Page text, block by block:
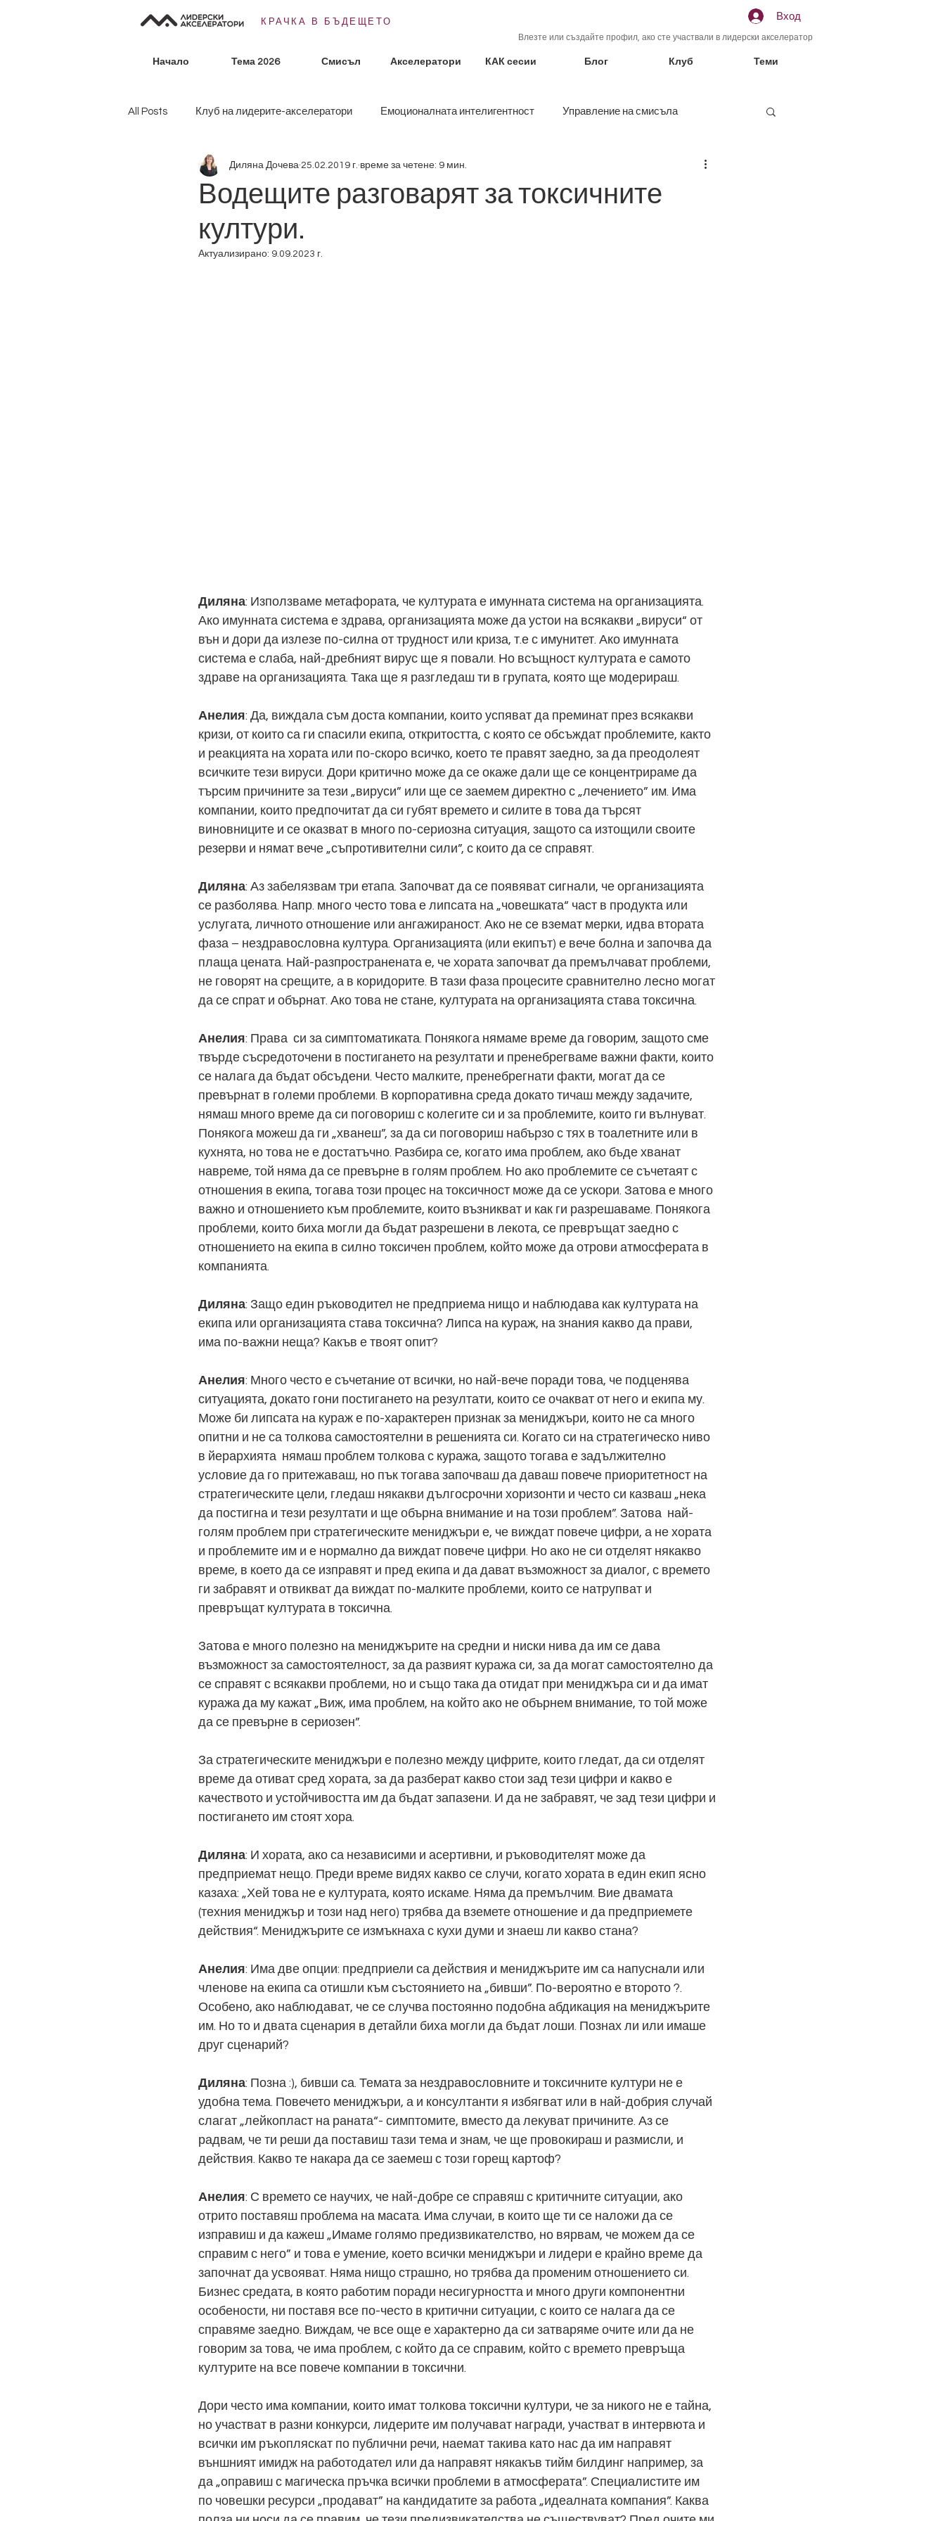
КРАЧКА В БЪДЕЩЕТО Вход
Влезте или създайте профил, ако сте участвали в лидерски акселератор
Начало Тема 2026 Смисъл Акселератори КАК сесии Блог Клуб Теми
All Posts Клуб на лидерите-акселератори Емоционалната интелигентност Управление на смисъла
Други теми Лидерство Истории с поука Организационна култура
Водещите разговарят за токсичните
култури.
Диляна Дочева 25.02.2019 г. време за четене: 9 мин.
Актуализирано: 9.09.2023 г.
Диляна: Използваме метафората, че културата е имунната система на организацията.
Ако имунната система е здрава, организацията може да устои на всякакви „вируси“ от
вън и дори да излезе по-силна от трудност или криза, т.е с имунитет. Ако имунната
система е слаба, най-дребният вирус ще я повали. Но всъщност културата е самото
здраве на организацията. Така ще я разгледаш ти в групата, която ще модерираш.
Анелия: Да, виждала съм доста компании, които успяват да преминат през всякакви
кризи, от които са ги спасили екипа, откритостта, с която се обсъждат проблемите, както
и реакцията на хората или по-скоро всичко, което те правят заедно, за да преодолеят
всичките тези вируси. Дори критично може да се окаже дали ще се концентрираме да
търсим причините за тези „вируси” или ще се заемем директно с „лечението” им. Има
компании, които предпочитат да си губят времето и силите в това да търсят
виновниците и се оказват в много по-сериозна ситуация, защото са изтощили своите
резерви и нямат вече „съпротивителни сили”, с които да се справят.
Диляна: Аз забелязвам три етапа. Започват да се появяват сигнали, че организацията
се разболява. Напр. много често това е липсата на „човешката“ част в продукта или
услугата, личното отношение или ангажираност. Ако не се вземат мерки, идва втората
фаза – нездравословна култура. Организацията (или екипът) е вече болна и започва да
плаща цената. Най-разпространената е, че хората започват да премълчават проблеми,
не говорят на срещите, а в коридорите. В тази фаза процесите сравнително лесно могат
да се спрат и обърнат. Ако това не стане, културата на организацията става токсична.
Анелия: Права  си за симптоматиката. Понякога нямаме време да говорим, защото сме
твърде съсредоточени в постигането на резултати и пренебрегваме важни факти, които
се налага да бъдат обсъдени. Често малките, пренебрегнати факти, могат да се
превърнат в големи проблеми. В корпоративна среда докато тичаш между задачите,
нямаш много време да си поговориш с колегите си и за проблемите, които ги вълнуват.
Понякога можеш да ги „хванеш”, за да си поговориш набързо с тях в тоалетните или в
кухнята, но това не е достатъчно. Разбира се, когато има проблем, ако бъде хванат
навреме, той няма да се превърне в голям проблем. Но ако проблемите се съчетаят с
отношения в екипа, тогава този процес на токсичност може да се ускори. Затова е много
важно и отношението към проблемите, които възникват и как ги разрешаваме. Понякога
проблеми, които биха могли да бъдат разрешени в лекота, се превръщат заедно с
отношението на екипа в силно токсичен проблем, който може да отрови атмосферата в
компанията.
Диляна: Защо един ръководител не предприема нищо и наблюдава как културата на
екипа или организацията става токсична? Липса на кураж, на знания какво да прави,
има по-важни неща? Какъв е твоят опит?
Анелия: Много често е съчетание от всички, но най-вече поради това, че подценява
ситуацията, докато гони постигането на резултати, които се очакват от него и екипа му.
Може би липсата на кураж е по-характерен признак за мениджъри, които не са много
опитни и не са толкова самостоятелни в решенията си. Когато си на стратегическо ниво
в йерархията  нямаш проблем толкова с куража, защото тогава е задължително
условие да го притежаваш, но пък тогава започваш да даваш повече приоритетност на
стратегическите цели, гледаш някакви дългосрочни хоризонти и често си казваш „нека
да постигна и тези резултати и ще обърна внимание и на този проблем”. Затова  най-
голям проблем при стратегическите мениджъри е, че виждат повече цифри, а не хората
и проблемите им и е нормално да виждат повече цифри. Но ако не си отделят някакво
време, в което да се изправят и пред екипа и да дават възможност за диалог, с времето
ги забравят и отвикват да виждат по-малките проблеми, които се натрупват и
превръщат културата в токсична.
Затова е много полезно на мениджърите на средни и ниски нива да им се дава
възможност за самостоятелност, за да развият куража си, за да могат самостоятелно да
се справят с всякакви проблеми, но и също така да отидат при мениджъра си и да имат
куража да му кажат „Виж, има проблем, на който ако не обърнем внимание, то той може
да се превърне в сериозен”.
За стратегическите мениджъри е полезно между цифрите, които гледат, да си отделят
време да отиват сред хората, за да разберат какво стои зад тези цифри и какво е
качеството и устойчивостта им да бъдат запазени. И да не забравят, че зад тези цифри и
постигането им стоят хора.
Диляна: И хората, ако са независими и асертивни, и ръководителят може да
предприемат нещо. Преди време видях какво се случи, когато хората в един екип ясно
казаха: „Хей това не е културата, която искаме. Няма да премълчим. Вие двамата
(техния мениджър и този над него) трябва да вземете отношение и да предприемете
действия“. Мениджърите се измъкнаха с кухи думи и знаеш ли какво стана?
Анелия: Има две опции: предприели са действия и мениджърите им са напуснали или
членове на екипа са отишли към състоянието на „бивши”. По-вероятно е второто ?.
Особено, ако наблюдават, че се случва постоянно подобна абдикация на мениджърите
им. Но то и двата сценария в детайли биха могли да бъдат лоши. Познах ли или имаше
друг сценарий?
Диляна: Позна :), бивши са. Темата за нездравословните и токсичните култури не е
удобна тема. Повечето мениджъри, а и консултанти я избягват или в най-добрия случай
слагат „лейкопласт на раната“- симптомите, вместо да лекуват причините. Аз се
радвам, че ти реши да поставиш тази тема и знам, че ще провокираш и размисли, и
действия. Какво те накара да се заемеш с този горещ картоф?
Анелия: С времето се научих, че най-добре се справяш с критичните ситуации, ако
отрито поставяш проблема на масата. Има случаи, в които ще ти се наложи да се
изправиш и да кажеш „Имаме голямо предизвикателство, но вярвам, че можем да се
справим с него” и това е умение, което всички мениджъри и лидери е крайно време да
започнат да усвояват. Няма нищо страшно, но трябва да променим отношението си.
Бизнес средата, в която работим поради несигурността и много други компонентни
особености, ни поставя все по-често в критични ситуации, с които се налага да се
справяме заедно. Виждам, че все още е характерно да си затваряме очите или да не
говорим за това, че има проблем, с който да се справим, който с времето превръща
културите на все повече компании в токсични.
Дори често има компании, които имат толкова токсични култури, че за никого не е тайна,
но участват в разни конкурси, лидерите им получават награди, участват в интервюта и
всички им ръкопляскат по публични речи, наемат такива като нас да им направят
външният имидж на работодател или да направят някакъв тийм билдинг например, за
да „оправиш с магическа пръчка всички проблеми в атмосферата”. Специалистите им
по човешки ресурси „продават” на кандидатите за работа „идеалната компания”. Каква